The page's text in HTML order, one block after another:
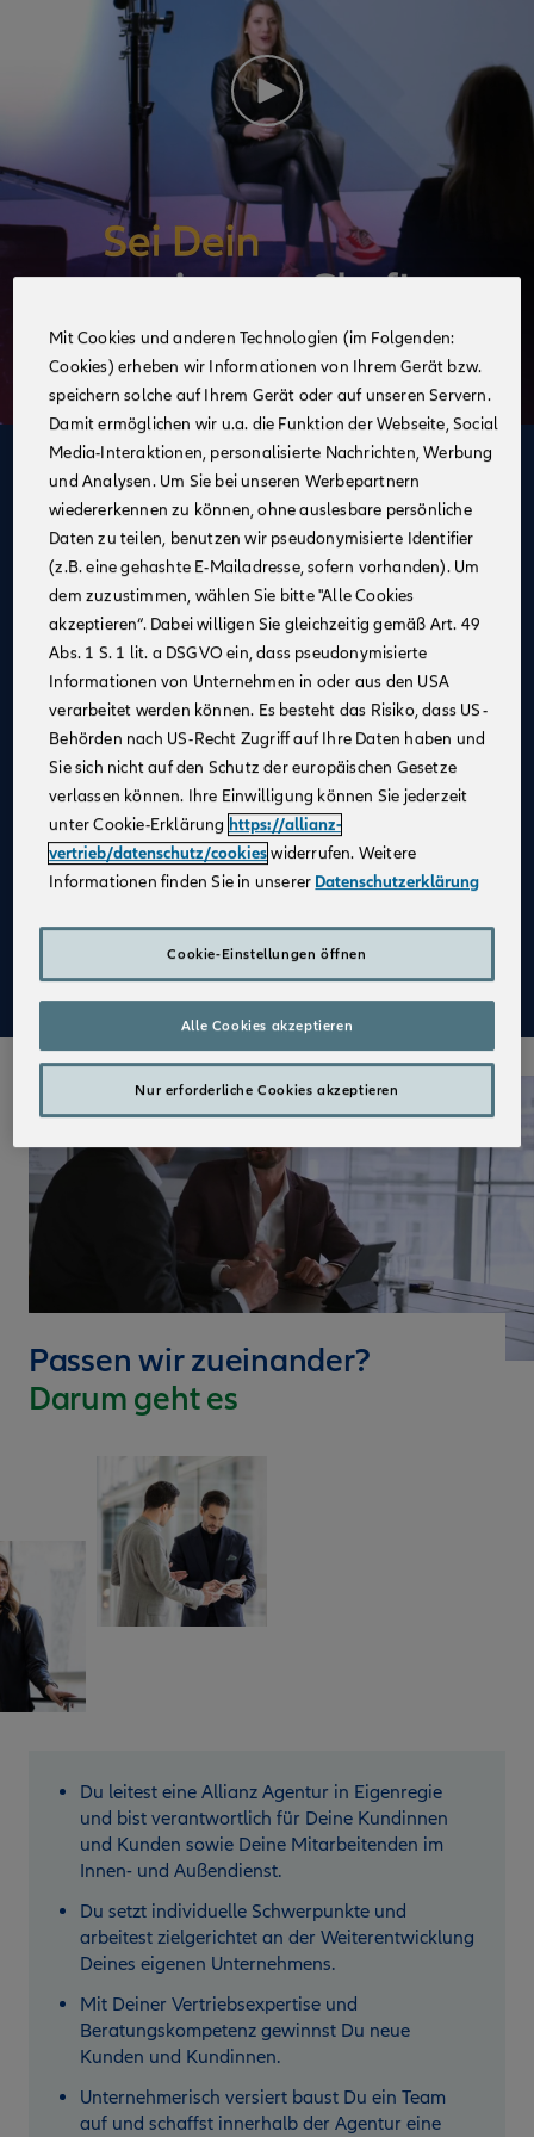
Deine Vorteile
im Vertrieb der Allianz
Allianz alsstarker Partnerundstarke Marke
Businesspläne mitErfolgsgarantie
Unterstützung bei derUnternehmensgründung
Bestehender Kundenstamm
Qualifizierte Weiterbildung
Attraktive Verdienstmöglichkeiten
Digitale Verkaufsinstrumente
KostenfreieUnterstützung durch
Fachspezialist:innen
Aufbau einerAltersvorsorge
Mehr zu Deinen Vorteilen im Vertrieb der Allianz
Passen wir zueinander?
Darum geht es
Du leitest eine Allianz Agentur in Eigenregie
und bist verantwortlich für Deine Kundinnen
und Kunden sowie Deine Mitarbeitenden im
Innen- und Außendienst.
Du setzt individuelle Schwerpunkte und
arbeitest zielgerichtet an der Weiterentwicklung
Deines eigenen Unternehmens.
Mit Deiner Vertriebsexpertise und
Beratungskompetenz gewinnst Du neue
Kunden und Kundinnen.
Unternehmerisch versiert baust Du ein Team
auf und schaffst innerhalb der Agentur eine
Mit Cookies und anderen Technologien (im Folgenden:
Cookies) erheben wir Informationen von Ihrem Gerät bzw.
speichern solche auf Ihrem Gerät oder auf unseren Servern.
Damit ermöglichen wir u.a. die Funktion der Webseite, Social
Media-Interaktionen, personalisierte Nachrichten, Werbung
und Analysen. Um Sie bei unseren Werbepartnern
wiedererkennen zu können, ohne auslesbare persönliche
Daten zu teilen, benutzen wir pseudonymisierte Identifier
(z.B. eine gehashte E-Mailadresse, sofern vorhanden). Um
dem zuzustimmen, wählen Sie bitte "Alle Cookies
akzeptieren“. Dabei willigen Sie gleichzeitig gemäß Art. 49
Abs. 1 S. 1 lit. a DSGVO ein, dass pseudonymisierte
Informationen von Unternehmen in oder aus den USA
verarbeitet werden können. Es besteht das Risiko, dass US-
Behörden nach US-Recht Zugriff auf Ihre Daten haben und
Sie sich nicht auf den Schutz der europäischen Gesetze
verlassen können. Ihre Einwilligung können Sie jederzeit
unter Cookie-Erklärung https://allianz-
vertrieb/datenschutz/cookieswiderrufen. Weitere
Informationen finden Sie in unserer Datenschutzerklärung
Cookie-Einstellungen öffnen
Nur erforderliche Cookies akzeptieren
Alle Cookies akzeptieren